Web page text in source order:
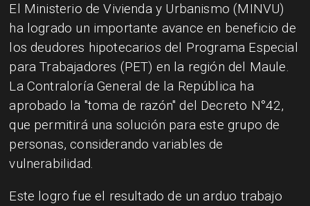
El Ministerio de Vivienda y Urbanismo (MINVU)
ha logrado un importante avance en beneficio de
los deudores hipotecarios del Programa Especial
para Trabajadores (PET) en la región del Maule.
La Contraloría General de la República ha
aprobado la "toma de razón" del Decreto N°42,
que permitirá una solución para este grupo de
personas, considerando variables de
vulnerabilidad.
Este logro fue el resultado de un arduo trabajo